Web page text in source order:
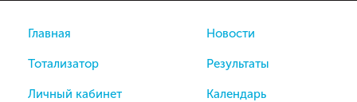
Главная
Тотализатор
Личный кабинет
Новости
Результаты
Календарь